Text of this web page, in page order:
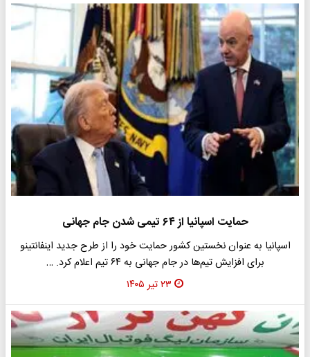
حمایت اسپانیا از ۶۴ تیمی شدن جام جهانی
اسپانیا به عنوان نخستین کشور حمایت خود را از طرح جدید اینفانتینو
برای افزایش تیم‌ها در جام جهانی به ۶۴ تیم اعلام کرد. …
۲۳ تیر ۱۴۰۵